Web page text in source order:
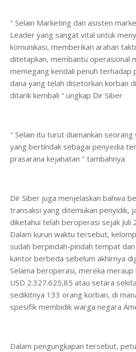
" Selain Marketing dan asisten
Leader yang sangat vital untuk
komunikasi, memberikan arahan
ditetapkan, membantu operasional
memegang kendali penuh
dana yang telah disetorkan korban
ditarik kembali " ungkap Dir Siber
" Selain itu turut diamankan seorang
yang bertindak sebagai penyedia
prasarana kejahatan " tambahnya
Dir Siber juga menjelaskan bahwa
transaksi yang ditemukan penyidik,
diketahui telah beroperasi sejak Juli
Dalam kurun waktu tersebut,
sudah berpindah-pindah tempat
kantor berbeda sebelum akhirnya
Selama beroperasi, mereka
USD 2.327.625,85 atau setara
sedikitnya 133 orang korban, di
spesifik membidik warga negara
Dalam pengungkapan tersebut,